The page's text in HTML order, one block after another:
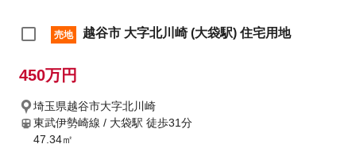
売地 越谷市 大字北川崎 (大袋駅) 住宅用地
450万円
埼玉県越谷市大字北川崎
東武伊勢崎線 / 大袋駅 徒歩31分
47.34㎡